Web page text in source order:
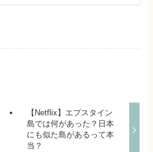
【Netflix】エプスタイン
島では何があった？日本
にも似た島があるって本
当？